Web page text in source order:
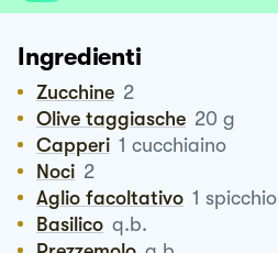
Ingredienti
Zucchine 2
Olive taggiasche 20 g
Capperi 1 cucchiaino
Noci 2
Aglio facoltativo 1 spicchio
Basilico q.b.